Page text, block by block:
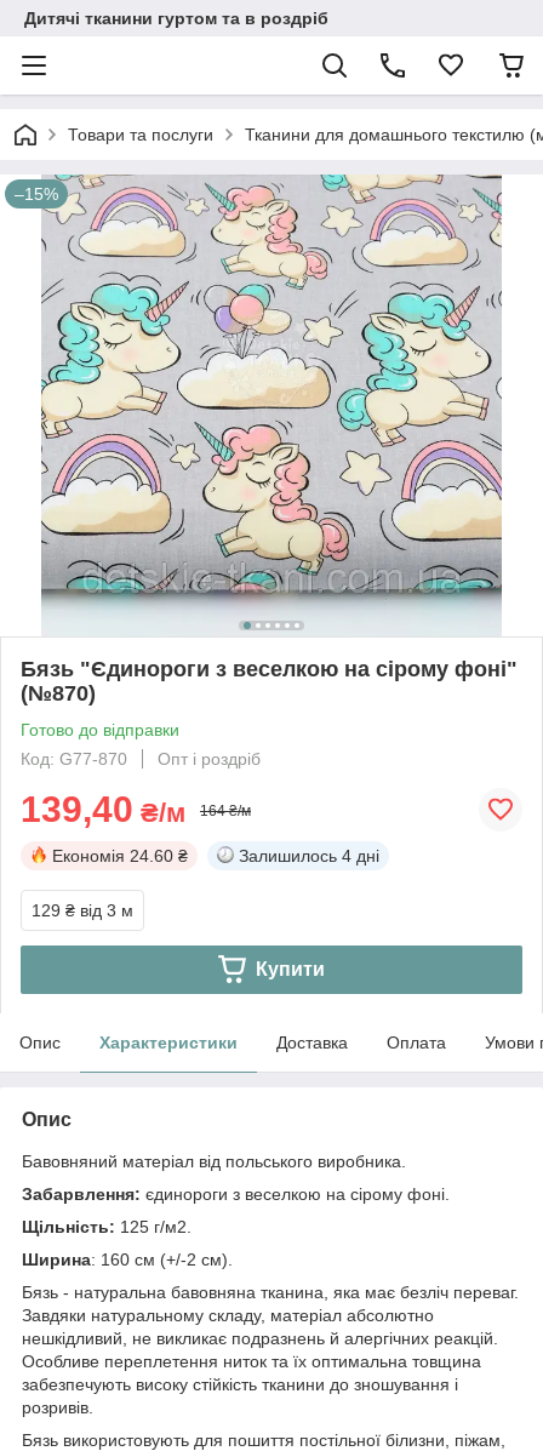
Дитячі тканини гуртом та в роздріб
Товари та послуги Тканини для домашнього текстилю
–15%
Бязь "Єдинороги з веселкою на сірому фоні"
(№870)
Готово до відправки
Код: G77-870
Опт і роздріб
139,40 ₴/м 164 ₴/м
Економія 24.60 ₴ Залишилось 4 дні
129 ₴ від 3 м
Купити
Опис Характеристики Доставка Оплата Умови
Опис
Бавовняний матеріал від польського виробника.
Забарвлення: єдинороги з веселкою на сірому фоні.
Щільність: 125 г/м2.
Ширина: 160 см (+/-2 см).
Бязь - натуральна бавовняна тканина, яка має безліч переваг.
Завдяки натуральному складу, матеріал абсолютно
нешкідливий, не викликає подразнень й алергічних реакцій.
Особливе переплетення ниток та їх оптимальна товщина
забезпечують високу стійкість тканини до зношування і
розривів.
Бязь використовують для пошиття постільної білизни, піжам,